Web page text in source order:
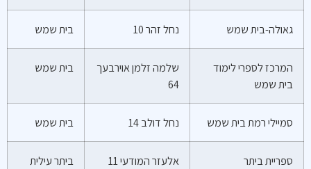
גאולה-בית שמש נחל זהר 10 בית שמש
המרכז לספרי לימוד
בית שמש
שלמה זלמן אוירבעך
64
בית שמש
סמיילי רמת בית שמש נחל דולב 14 בית שמש
ספריית ביתר אלעזר המודעי 11 ביתר עילית